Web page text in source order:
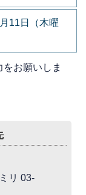
11日（木曜
お願いしま
リ 03-